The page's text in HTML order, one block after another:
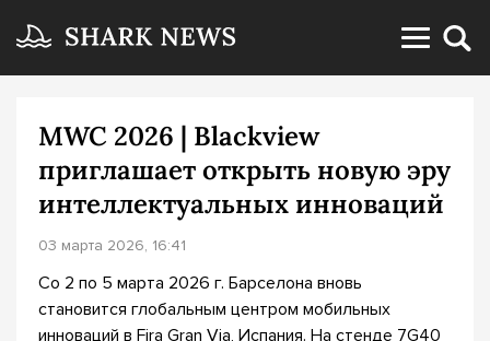
MWC 2026 | Blackview
приглашает открыть новую эру
интеллектуальных инноваций
03 марта 2026, 16:41
Со 2 по 5 марта 2026 г. Барселона вновь
становится глобальным центром мобильных
инноваций в Fira Gran Via, Испания. На стенде 7G40